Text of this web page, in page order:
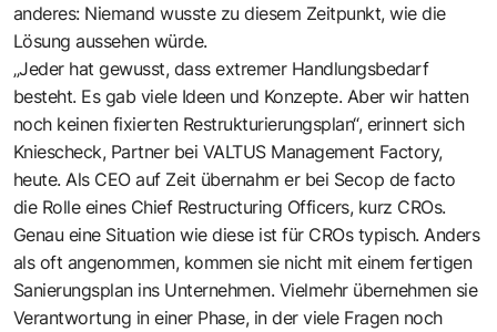
anderes: Niemand wusste zu diesem Zeitpunkt, wie die
Lösung aussehen würde.
„Jeder hat gewusst, dass extremer Handlungsbedarf
besteht. Es gab viele Ideen und Konzepte. Aber wir hatten
noch keinen fixierten Restrukturierungsplan“, erinnert sich
Kniescheck, Partner bei VALTUS Management Factory,
heute. Als CEO auf Zeit übernahm er bei Secop de facto
die Rolle eines Chief Restructuring Officers, kurz CROs.
Genau eine Situation wie diese ist für CROs typisch. Anders
als oft angenommen, kommen sie nicht mit einem fertigen
Sanierungsplan ins Unternehmen. Vielmehr übernehmen sie
Verantwortung in einer Phase, in der viele Fragen noch